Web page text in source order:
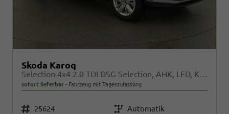
Skoda Karoq
Selection 4x4 2.0 TDI DSG Selection, AHK, LED, Kamera, Winter, 4 J.-Garantie
sofort lieferbar Fahrzeug mit Tageszulassung
Fahrzeugnr. 25624 Getriebe Automatik